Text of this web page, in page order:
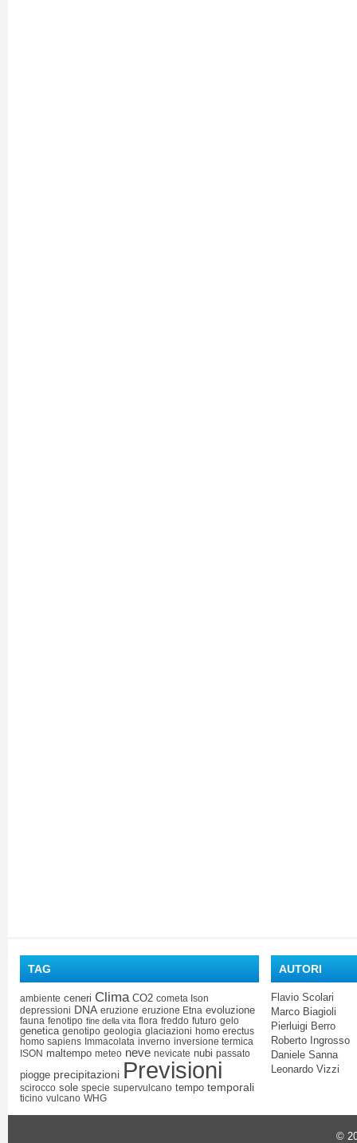
TAG
ambiente ceneri Clima CO2 cometa Ison
depressioni DNA eruzione eruzione Etna evoluzione
fauna fenotipo fine della vita flora freddo futuro gelo
genetica genotipo geologia glaciazioni homo erectus
homo sapiens Immacolata inverno inversione termica
ISON maltempo meteo neve nevicate nubi passato
piogge precipitazioni Previsioni
scirocco sole specie supervulcano tempo temporali
ticino vulcano WHG
AUTORI
Flavio Scolari
Marco Biagioli
Pierluigi Berro
Roberto Ingrosso
Daniele Sanna
Leonardo Vizzi
©